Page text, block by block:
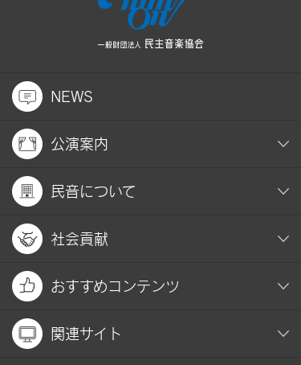
NEWS
公演案内
民音について
社会貢献
おすすめコンテンツ
関連サイト